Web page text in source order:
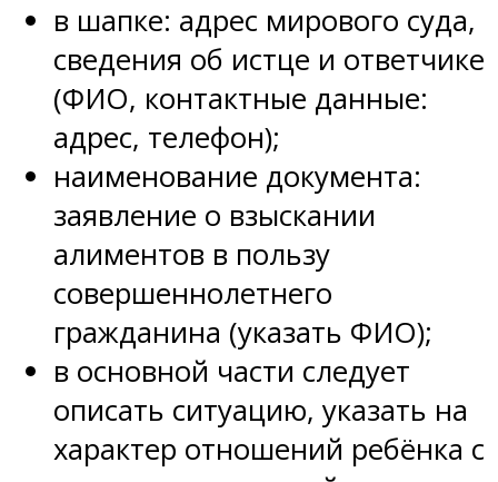
в шапке: адрес мирового суда,
сведения об истце и ответчике
(ФИО, контактные данные:
адрес, телефон);
наименование документа:
заявление о взыскании
алиментов в пользу
совершеннолетнего
гражданина (указать ФИО);
в основной части следует
описать ситуацию, указать на
характер отношений ребёнка с